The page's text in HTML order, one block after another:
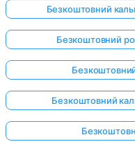
Безкоштовний
Безкоштовний
Безкоштовний